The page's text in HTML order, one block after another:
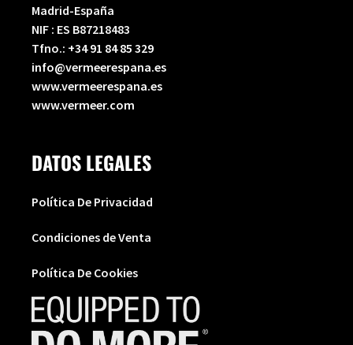
Madrid-España
NIF : ES B87218483
Tfno.: +34 91 84 85 329
info@vermeerespana.es
www.vermeerespana.es
www.vermeer.com
DATOS LEGALES
Política De Privacidad
Condiciones de Venta
Política De Cookies